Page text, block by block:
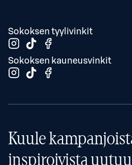
Sokoksen tyylivinkit
Sokoksen kauneusvinkit
Kuule
inspiroivista